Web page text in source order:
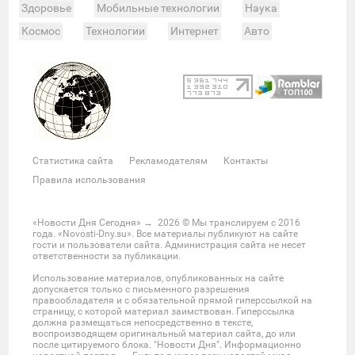
Здоровье
Мобильные технологии
Наука
Космос
Технологии Интернет
Авто
Велоспорт
Покер Хоккей
Баскетбол
Мотор
Теннис Футбол
Фото и видео
Судьи
Статистика
Звезды
Скандалы Шоу-бизнес
Интервью
Мнения
Общество Реформы
Законы
Власть
Мир Россия
Ростов-на-Дону
Нижний Новгород
Казань
Омск
Красноярск Новосибирс
Екатеринбург
Крым
Забайкальский край
Украина
Латинская Америка
США Азия
Статистика сайта Рекламодателям
Контакты
Правила использования
«Новости Дня Сегодня» →2026 © Мы транслируем с 2016
года. «Novosti-Dny.su». Все материалы публикуют на сайте
гости и пользователи сайта. Администрация сайта не несет
ответственности за публикации.
Использование материалов, опубликованных на сайте
допускается только с письменного разрешения
правообладателя и с обязательной прямой гиперссылкой на
страницу, с которой материал заимствован. Гиперссылка
должна размещаться непосредственно в тексте,
воспроизводящем оригинальный материал сайта, до или
после цитируемого блока. "Новости Дня". Информационно